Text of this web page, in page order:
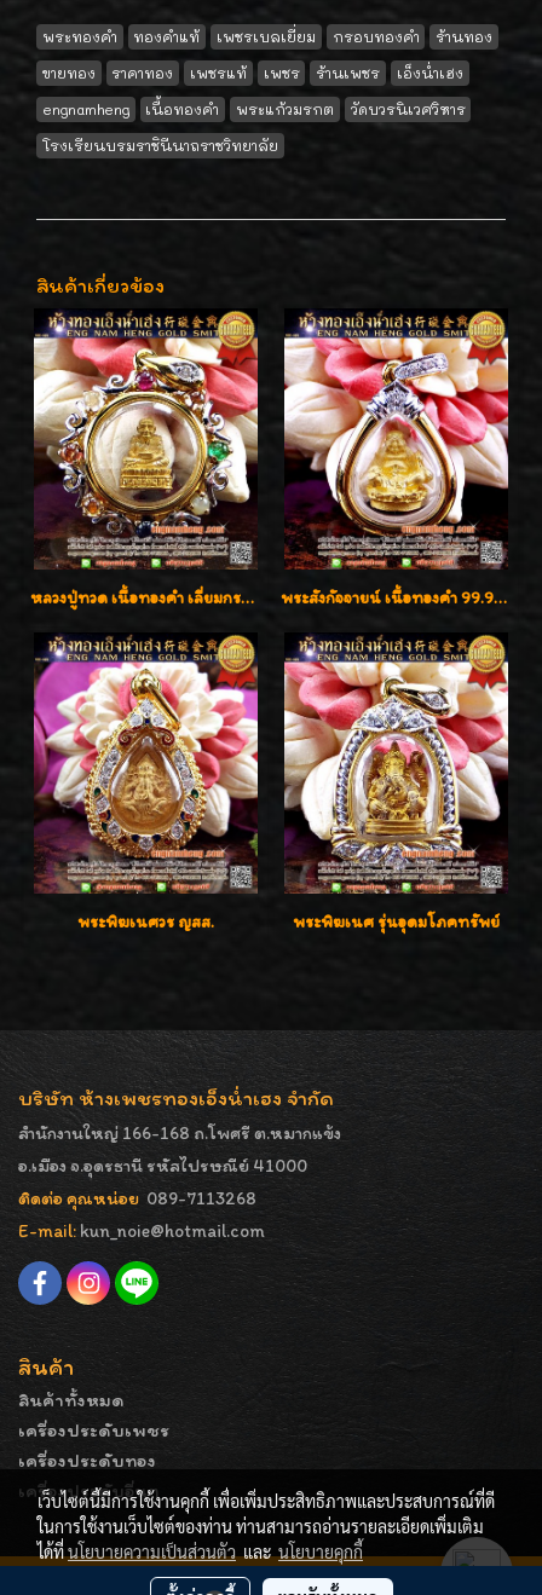
พระทองคำ ทองคำแท้ เพชรเบลเยี่ยม กรอบทองคำ
ร้านทอง
ขายทอง
ราคาทอง เพชรแท้ เพชร ร้านเพชร
เอ็งน่ำเฮง
engnamheng
เนื้อทองคำ พระแก้วมรกต
วัดบวรนิเวศวิหาร
โรงเรียนบรมราชินีนาถราชวิทยาลัย
สินค้าเกี่ยวข้อง
หลวงปู่ทวด เนื้อทองคำ เลี่ยมกรอบทองคำประดับเพชรแท้และพลอยนพเก้า น่ารักมากๆค่ะ พระสังกัจจายน์ เนื้อทองคำ 99.99%
พระพิฆเนศวร ญสส. พระพิฆเนศ รุ่นอุดมโภคทรัพย์
บริษัท ห้างเพชรทองเอ็งน่ำเฮง จำกัด
สำนักงานใหญ่ 166-168 ถ.โพศรี ต.หมากแข้ง
อ.เมือง จ.อุดรธานี รหัสไปรษณีย์ 41000
ติดต่อ คุณหน่อย 089-7113268
E-mail: kun_noie@hotmail.com
สินค้า
สินค้าทั้งหมด
เครื่องประดับเพชร
เครื่องประดับทอง
เครื่องประดับอื่นๆ
COPYRIGHT - ENGNAMHENG | รูปภาพมีลิขสิทธิ์ ห้ามมิให้
เว็บไซต์นี้มีการใช้งานคุกกี้ เพื่อเพิ่มประสิทธิภาพและประสบการณ์ที่ดี
ในการใช้งานเว็บไซต์ของท่าน ท่านสามารถอ่านรายละเอียดเพิ่มเติม
ได้ที่นโยบายความเป็นส่วนตัวและนโยบายคุกกี้